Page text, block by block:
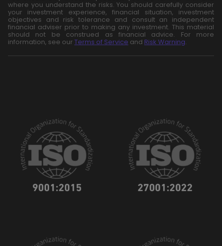
where you understand the risks. You should carefully consider
your investment experience, financial situation, investment
objectives and risk tolerance and consult an independent
financial adviser prior to making any investment. This material
should not be construed as financial advice. For more
information, see our Terms of Service and Risk Warning.